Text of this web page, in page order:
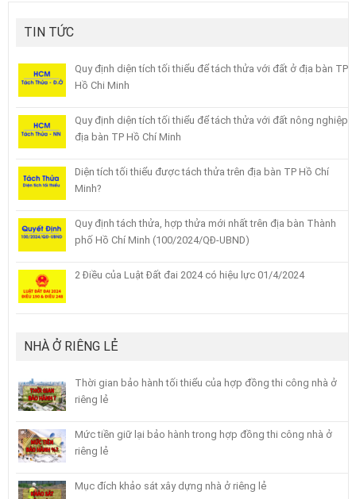
TIN TỨC
Quy định diện tích tối thiểu để tách thửa với đất ở địa bàn TP
Hồ Chi Minh
Quy định diện tích tối thiểu để tách thửa với đất nông nghiệp
địa bàn TP Hồ Chí Minh
Diện tích tối thiểu được tách thửa trên địa bàn TP Hồ Chí
Minh?
Quy định tách thửa, hợp thửa mới nhất trên địa bàn Thành
phố Hồ Chí Minh (100/2024/QĐ-UBND)
2 Điều của Luật Đất đai 2024 có hiệu lực 01/4/2024
NHÀ Ở RIÊNG LẺ
Thời gian bảo hành tối thiểu của hợp đồng thi công nhà ở
riêng lẻ
Mức tiền giữ lại bảo hành trong hợp đồng thi công nhà ở
riêng lẻ
Mục đích khảo sát xây dựng nhà ở riêng lẻ